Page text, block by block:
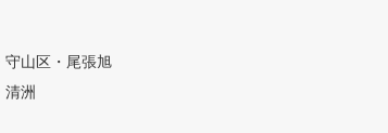
を抱
礎に立
守山区・尾張旭
清洲